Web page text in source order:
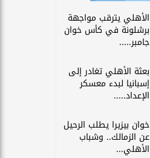
الأهلي يترقب مواجهة
برشلونة في كأس خوان
جامبر.....
بعثة الأهلي تغادر إلى
إسبانيا لبدء معسكر
الإعداد.....
خوان بيزيرا يطلب الرحيل
عن الزمالك.. وشباب
الأهلي...